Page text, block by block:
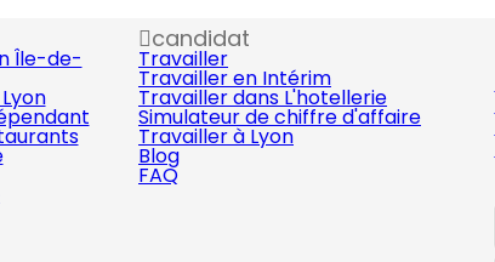
Île-de-
candidat
Travailler
Travailler en Intérim
Travailler dans L'hotellerie
Simulateur de chiffre d'affaire
Travailler à Lyon
Blog
FAQ